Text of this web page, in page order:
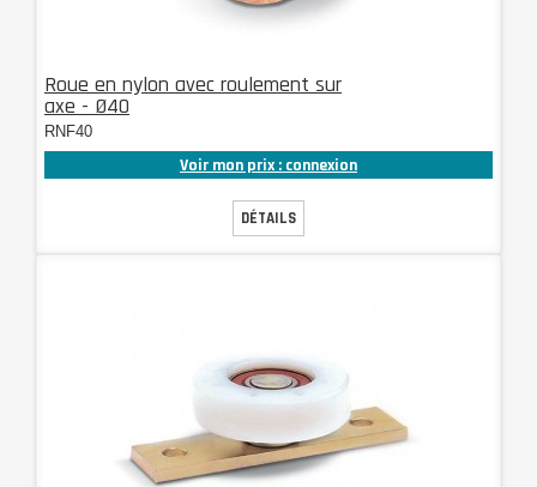
Roue en nylon avec roulement sur
axe - Ø40
RNF40
Voir mon prix : connexion
DÉTAILS